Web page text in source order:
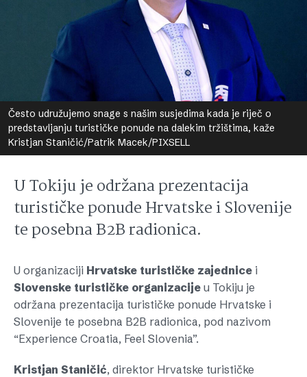
Često udružujemo snage s našim susjedima kada je riječ o
predstavljanju turističke ponude na dalekim tržištima, kaže
Kristjan Staničić/Patrik Macek/PIXSELL
U Tokiju je održana prezentacija
turističke ponude Hrvatske i Slovenije
te posebna B2B radionica.
U organizaciji Hrvatske turističke zajednice i
Slovenske turističke organizacije u Tokiju je
održana prezentacija turističke ponude Hrvatske i
Slovenije te posebna B2B radionica, pod nazivom
“Experience Croatia, Feel Slovenia”.
Kristjan Staničić, direktor Hrvatske turističke